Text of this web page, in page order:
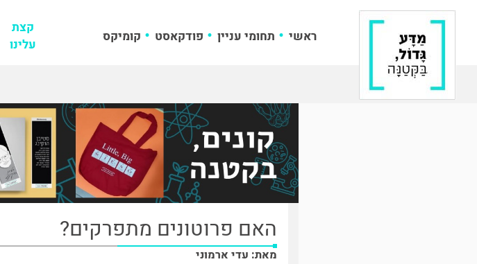
ראשי תחומי עניין פודקאסט קומיקס
קצת
עלינו
האם פרוטונים מתפרקים?
מאת: עדי ארמוני